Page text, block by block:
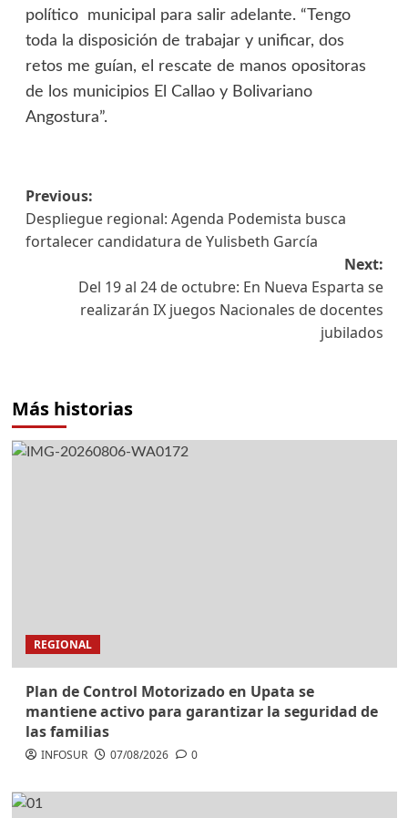
político municipal para salir adelante. “Tengo
toda la disposición de trabajar y unificar, dos
retos me guían, el rescate de manos opositoras
de los municipios El Callao y Bolivariano
Angostura”.
Previous:
Despliegue regional: Agenda Podemista busca
fortalecer candidatura de Yulisbeth García
Next:
Del 19 al 24 de octubre: En Nueva Esparta se
realizarán IX juegos Nacionales de docentes
jubilados
Más historias
REGIONAL
Plan de Control Motorizado en Upata se
mantiene activo para garantizar la seguridad de
las familias
INFOSUR 07/08/2026 0